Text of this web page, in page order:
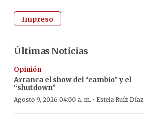
Impreso
Últimas Noticias
Opinión
Arranca el show del “cambio” y el
“shutdown”
Agosto 9, 2026 04:00 a. m. · Estela Ruíz Díaz